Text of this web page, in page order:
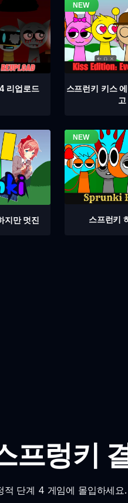
리업로드
스프런키 키스
지만 멋진 스프런키
프렁키
적 단계 4 게임에 몰입하세